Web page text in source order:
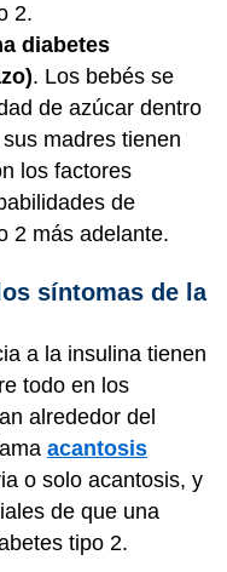
2.
diabetes
. Los bebés se
de azúcar dentro
madres tienen
los factores
de
2 más adelante.
síntomas de la
a la insulina tienen
todo en los
alrededor del
acantosis
o solo acantosis, y
de que una
tipo 2.